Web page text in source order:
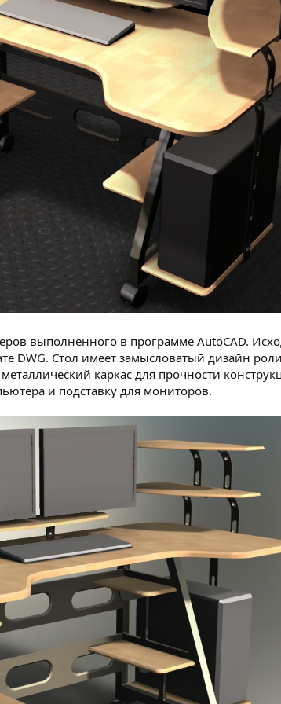
выполненного в программе AutoCAD.
DWG. Стол имеет замысловатый дизайн
каркас для прочности
и подставку для мониторов.